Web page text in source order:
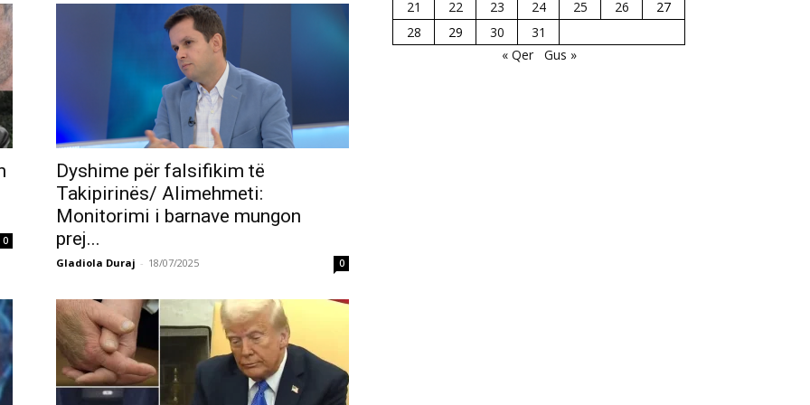
0
Dyshime për falsifikim të
Takipirinës/ Alimehmeti:
Monitorimi i barnave mungon
prej...
Gladiola Duraj - 18/07/2025 0
21 22 23 24 25 26
27
28
29 30
31
« Qer
Gus »